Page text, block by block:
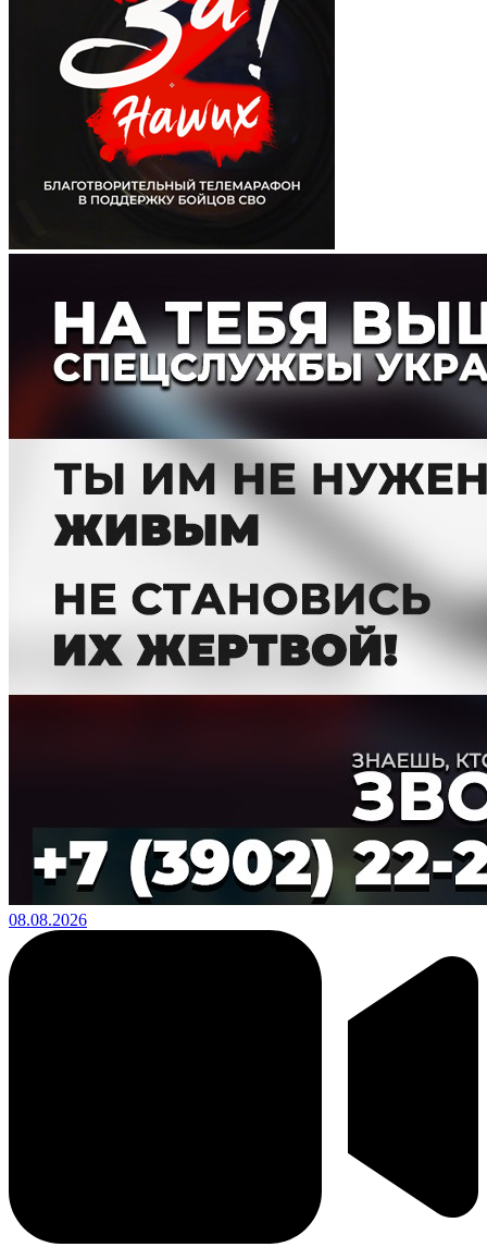
08.08.2026